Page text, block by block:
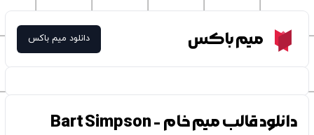
Meme Boxمیم باکس دانلود میم باکس
دانلود قالب میم خام Bart Simpson -